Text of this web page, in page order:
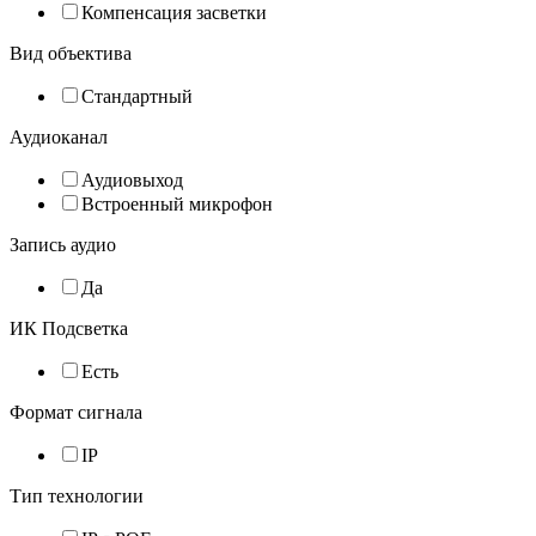
Компенсация засветки
Вид объектива
Стандартный
Аудиоканал
Аудиовыход
Встроенный микрофон
Запись аудио
Да
ИК Подсветка
Есть
Формат сигнала
IP
Тип технологии